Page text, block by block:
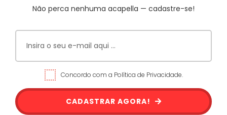
Não perca nenhuma acapella — cadastre-se!
Concordo com a Política de Privacidade.
CADASTRAR AGORA!